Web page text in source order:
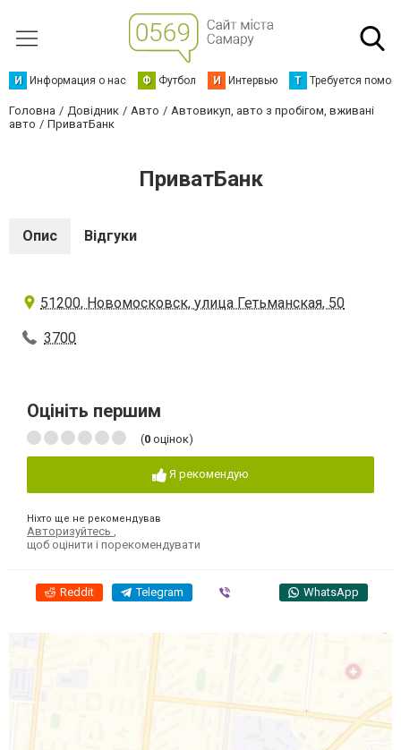
И Информация о нас Ф Футбол И Интервью Т Требуется
Головна Довідник Авто
Автовикуп, авто з пробігом, вживані
авто
ПриватБанк
ПриватБанк
Опис Відгуки
51200, Новомосковск, улица Гетьманская, 50
3700
Оцініть першим
(0 оцінок)
Я рекомендую
Ніхто ще не рекомендував
Авторизуйтесь
щоб оцінити і порекомендувати
Reddit Telegram WhatsApp